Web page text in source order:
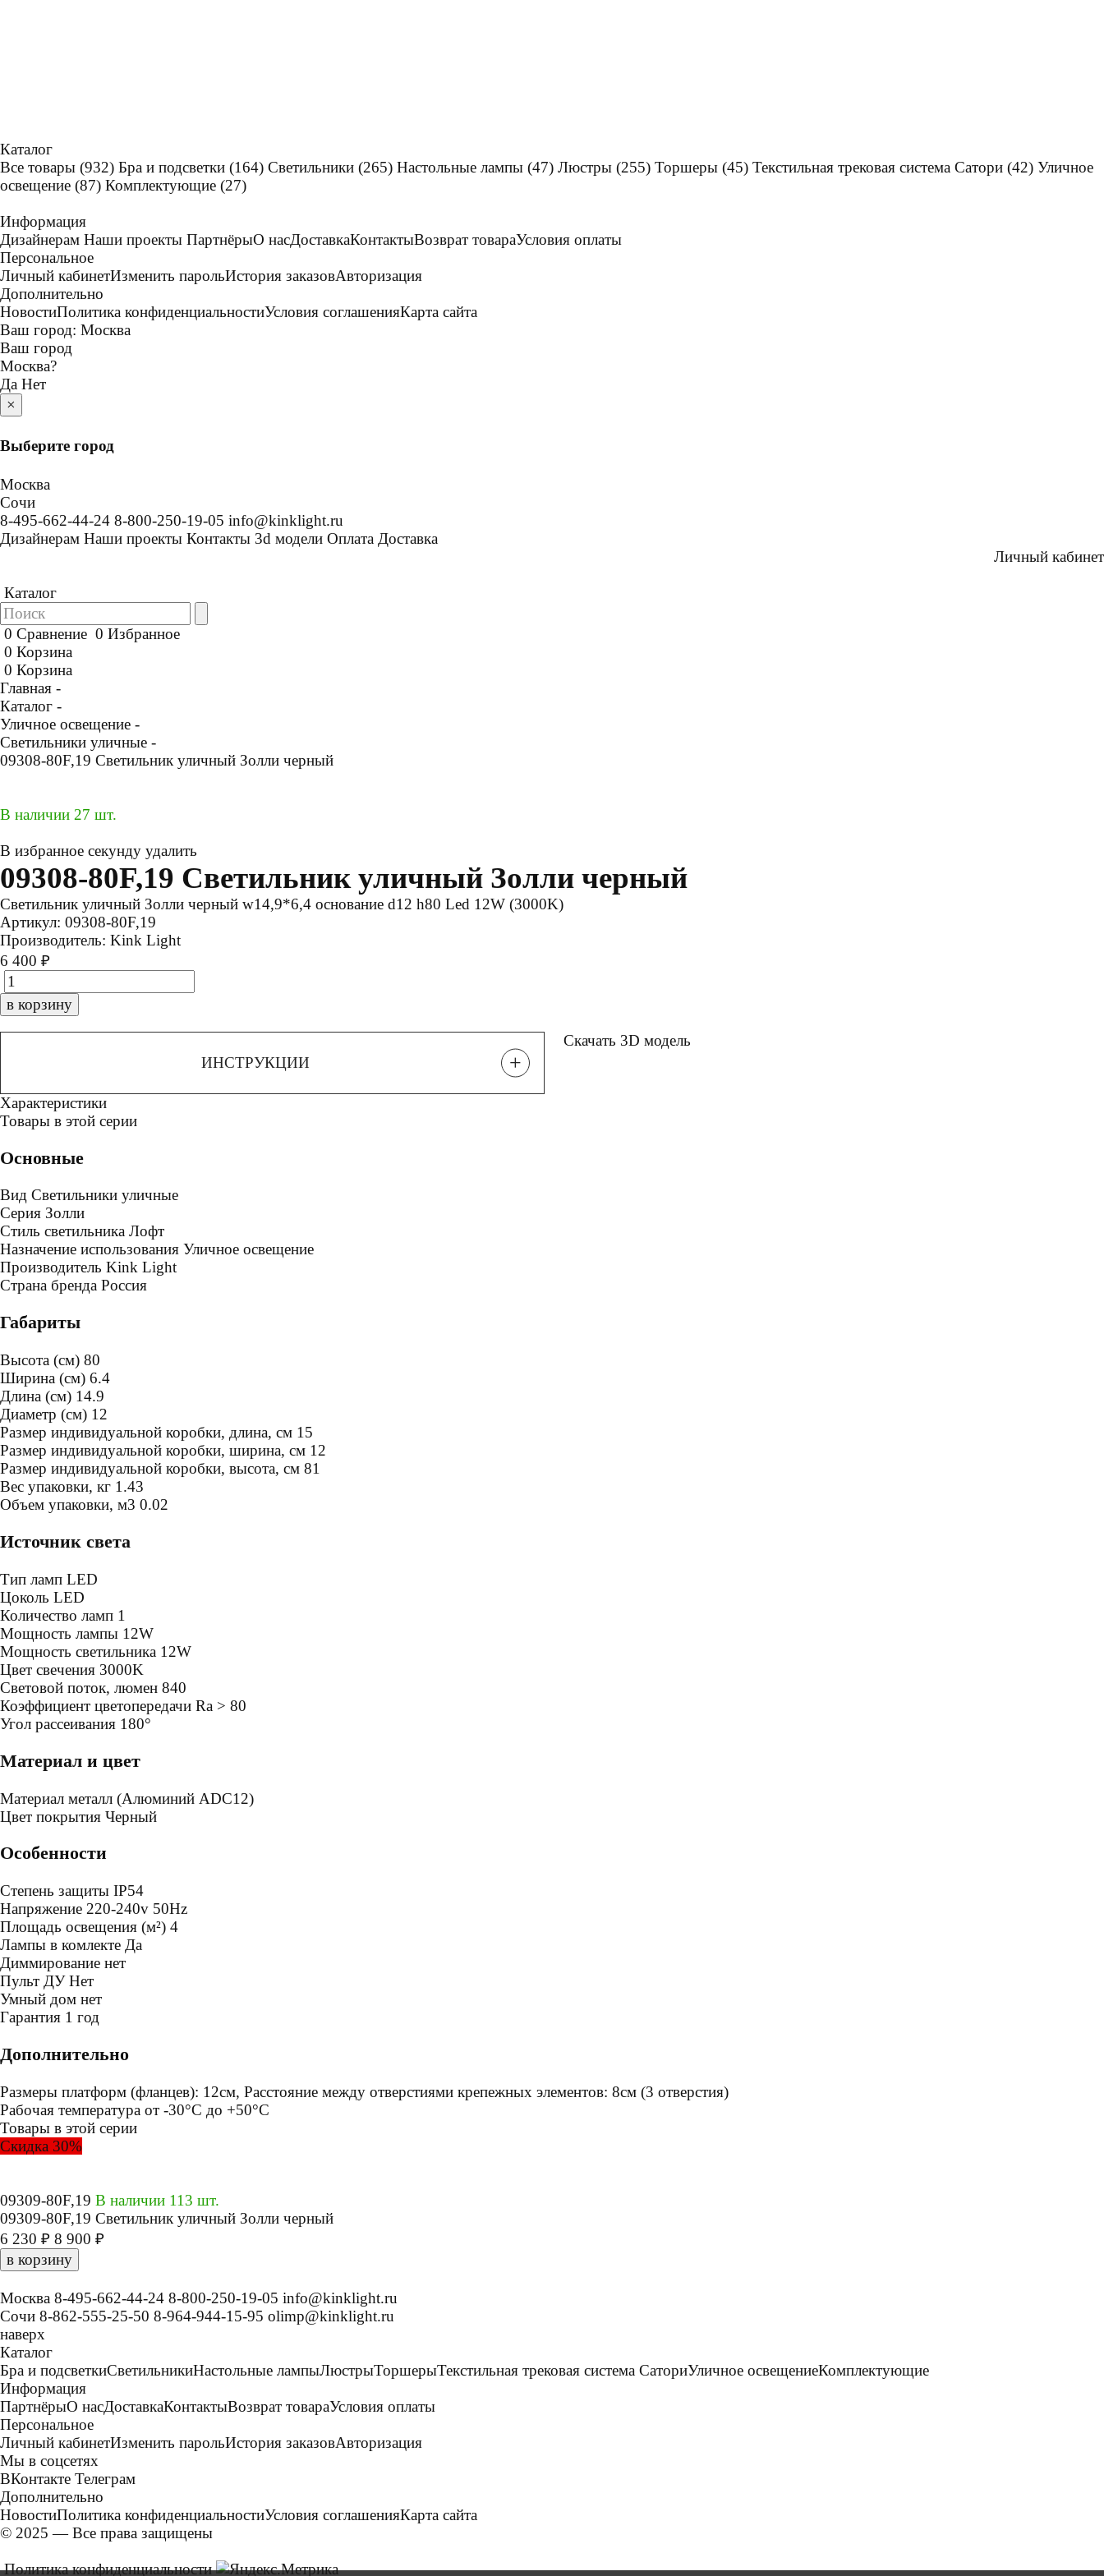
Каталог
Все товары (932) Бра и подсветки (164) Светильники (265) Настольные лампы (47) Люстры (255) Торшеры (45) Текстильная трековая система Сатори (42) Уличное
освещение (87) Комплектующие (27)
Информация
Дизайнерам Наши проекты ПартнёрыО насДоставкаКонтактыВозврат товараУсловия оплаты
Персональное
Личный кабинетИзменить парольИстория заказовАвторизация
Дополнительно
НовостиПолитика конфиденциальностиУсловия соглашенияКарта сайта
Ваш город: Москва
Ваш город
Москва?
Да Нет
×
Выберите город
Москва
Сочи
8-495-662-44-24 8-800-250-19-05 info@kinklight.ru
Дизайнерам Наши проекты Контакты 3d модели Оплата Доставка
Личный кабинет
Каталог
0 Сравнение 0 Избранное
0 Корзина
0 Корзина
Главная -
Каталог -
Уличное освещение -
Светильники уличные -
09308-80F,19 Светильник уличный Золли черный
В наличии 27 шт.
В избранное секунду удалить
09308-80F,19 Светильник уличный Золли черный
Светильник уличный Золли черный w14,9*6,4 основание d12 h80 Led 12W (3000K)
Артикул: 09308-80F,19
Производитель: Kink Light
6 400 ₽
в корзину
ИНСТРУКЦИИ +
Скачать 3D модель
Характеристики
Товары в этой серии
Основные
Вид Светильники уличные
Серия Золли
Стиль светильника Лофт
Назначение использования Уличное освещение
Производитель Kink Light
Страна бренда Россия
Габариты
Высота (см) 80
Ширина (см) 6.4
Длина (см) 14.9
Диаметр (см) 12
Размер индивидуальной коробки, длина, см 15
Размер индивидуальной коробки, ширина, см 12
Размер индивидуальной коробки, высота, см 81
Bес упаковки, кг 1.43
Oбъем упаковки, м3 0.02
Источник света
Тип ламп LED
Цоколь LED
Количество ламп 1
Мощность лампы 12W
Мощность светильника 12W
Цвет свечения 3000K
Световой поток, люмен 840
Коэффициент цветопередачи Ra > 80
Угол рассеивания 180°
Материал и цвет
Mатериал металл (Алюминий ADC12)
Цвет покрытия Черный
Особенности
Степень защиты IP54
Напряжение 220-240v 50Hz
Площадь освещения (м²) 4
Лампы в комлекте Да
Диммирование нет
Пульт ДУНет
Умный дом нет
Гарантия 1 год
Дополнительно
Размеры платформ (фланцев): 12см, Расстояние между отверстиями крепежных элементов: 8см (3 отверстия)
Рабочая температура от -30°С до +50°С
Товары в этой серии
Скидка 30%
09309-80F,19 В наличии 113 шт.
09309-80F,19 Светильник уличный Золли черный
6 230 ₽ 8 900 ₽
в корзину
Москва 8-495-662-44-24 8-800-250-19-05 info@kinklight.ru
Сочи 8-862-555-25-50 8-964-944-15-95 olimp@kinklight.ru
наверх
Каталог
Бра и подсветкиСветильникиНастольные лампыЛюстрыТоршерыТекстильная трековая система СаториУличное освещениеКомплектующие
Информация
ПартнёрыО насДоставкаКонтактыВозврат товараУсловия оплаты
Персональное
Личный кабинетИзменить парольИстория заказовАвторизация
Мы в соцсетях
ВКонтакте Телеграм
Дополнительно
НовостиПолитика конфиденциальностиУсловия соглашенияКарта сайта
© 2025 — Все права защищены
Политика конфиденциальности